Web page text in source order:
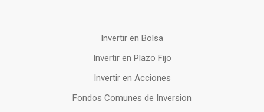
Invertir en Bolsa
Invertir en Plazo Fijo
Invertir en Acciones
Fondos Comunes de Inversion